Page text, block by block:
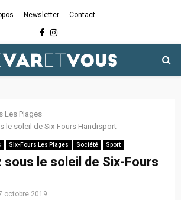
Newsletter Contact
Facebook
Instagram
Les Plages
le soleil de Six-Fours Handisport
Six-Fours Les Plages Société Sport
sous le soleil de Six-Fours
octobre 2019